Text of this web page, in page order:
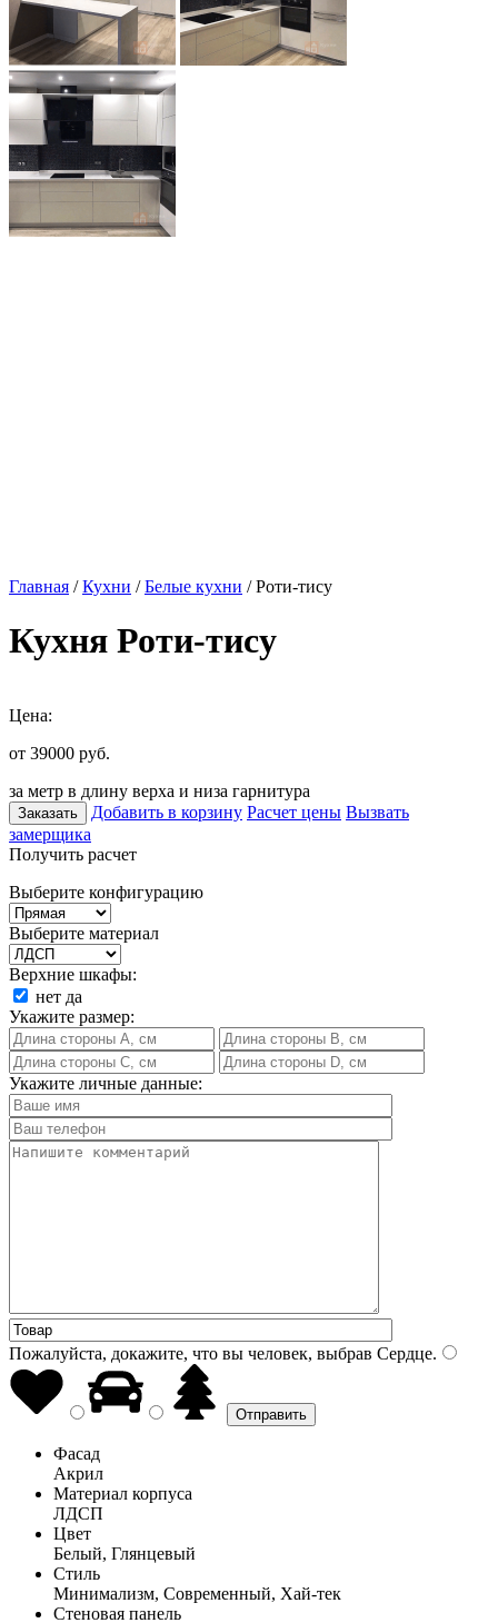
Главная /Кухни /Белые кухни / Роти-тису
Кухня Роти-тису
Цена:
от 39000 руб.
за метр в длину верха и низа гарнитура
Заказать Добавить в корзину Расчет цены Вызвать
замерщика
Получить расчет
Выберите конфигурацию
Выберите материал
Верхние шкафы:
нет да
Укажите размер:
Укажите личные данные:
Пожалуйста, докажите, что вы человек, выбрав Сердце.
Фасад
Акрил
Материал корпуса
ЛДСП
Цвет
Белый, Глянцевый
Стиль
Минимализм, Современный, Хай-тек
Стеновая панель